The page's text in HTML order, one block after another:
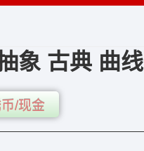
象 古典 曲线
/现金